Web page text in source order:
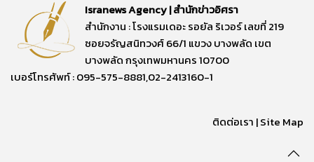
Isranews Agency | สำนักข่าวอิศรา
สำนักงาน : โรงแรมเดอะ รอยัล ริเวอร์ เลขที่ 219
ซอยจรัญสนิทวงศ์ 66/1 แขวง บางพลัด เขต
บางพลัด กรุงเทพมหานคร 10700
เบอร์โทรศัพท์ : 095-575-8881,02-2413160-1
ติดต่อเรา |Site Map